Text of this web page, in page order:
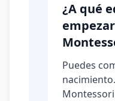
¿A qué
Puedes